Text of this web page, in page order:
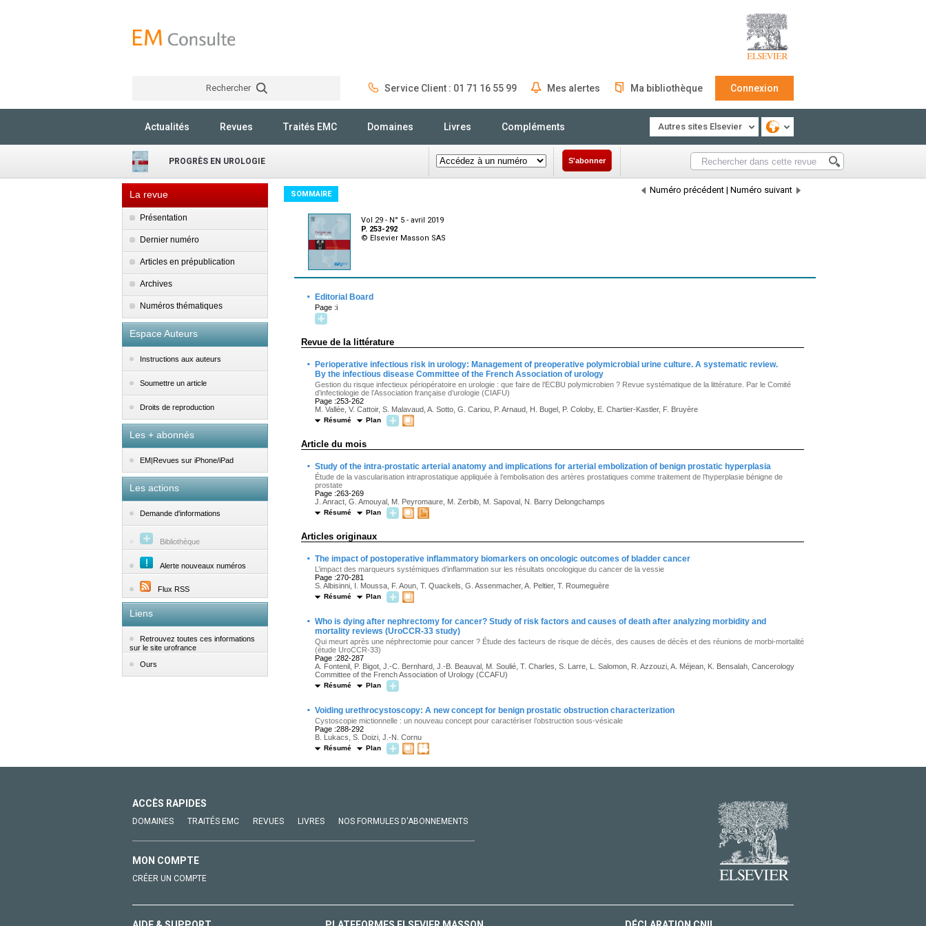
Rechercher Service Client : 01 71 16 55 99 Mes alertes Ma bibliothèque Connexion
Actualités Revues Traités EMC Domaines Livres Compléments Autres sites Elsevier
PROGRÈS EN UROLOGIE S'abonner
La revue
Présentation
Dernier numéro
Articles en prépublication
Archives
Numéros thématiques
Espace Auteurs
Instructions aux auteurs
Soumettre un article
Droits de reproduction
Les + abonnés
EM|Revues sur iPhone/iPad
Les actions
Demande d'informations
Bibliothèque
Alerte nouveaux numéros
Flux RSS
Liens
Retrouvez toutes ces informations
sur le site urofrance
Ours
SOMMAIRE Numéro précédent | Numéro suivant
Vol 29 - N° 5 - avril 2019
P. 253-292
© Elsevier Masson SAS
· Editorial Board
Page :i
Revue de la littérature
·
Perioperative infectious risk in urology: Management of preoperative polymicrobial urine culture. A systematic review.
By the infectious disease Committee of the French Association of urology
Gestion du risque infectieux périopératoire en urologie : que faire de l’ECBU polymicrobien ? Revue systématique de la littérature. Par le Comité
d’infectiologie de l’Association française d’urologie (CIAFU)
Page :253-262
M. Vallée, V. Cattoir, S. Malavaud, A. Sotto, G. Cariou, P. Arnaud, H. Bugel, P. Coloby, E. Chartier-Kastler, F. Bruyère
Résumé Plan
Article du mois
· Study of the intra-prostatic arterial anatomy and implications for arterial embolization of benign prostatic hyperplasia
Étude de la vascularisation intraprostatique appliquée à l’embolisation des artères prostatiques comme traitement de l’hyperplasie bénigne de
prostate
Page :263-269
J. Anract, G. Amouyal, M. Peyromaure, M. Zerbib, M. Sapoval, N. Barry Delongchamps
Résumé Plan
Articles originaux
· The impact of postoperative inflammatory biomarkers on oncologic outcomes of bladder cancer
L’impact des marqueurs systémiques d’inflammation sur les résultats oncologique du cancer de la vessie
Page :270-281
S. Albisinni, I. Moussa, F. Aoun, T. Quackels, G. Assenmacher, A. Peltier, T. Roumeguère
Résumé Plan
· Who is dying after nephrectomy for cancer? Study of risk factors and causes of death after analyzing morbidity and
mortality reviews (UroCCR-33 study)
Qui meurt après une néphrectomie pour cancer ? Étude des facteurs de risque de décès, des causes de décès et des réunions de morbi-mortalité
(étude UroCCR-33)
Page :282-287
A. Fontenil, P. Bigot, J.-C. Bernhard, J.-B. Beauval, M. Soulié, T. Charles, S. Larre, L. Salomon, R. Azzouzi, A. Méjean, K. Bensalah, Cancerology
Committee of the French Association of Urology (CCAFU)
Résumé Plan
· Voiding urethrocystoscopy: A new concept for benign prostatic obstruction characterization
Cystoscopie mictionnelle : un nouveau concept pour caractériser l’obstruction sous-vésicale
Page :288-292
B. Lukacs, S. Doizi, J.-N. Cornu
Résumé Plan
ACCÈS RAPIDES
DOMAINES TRAITÉS EMC REVUES LIVRES NOS FORMULES D'ABONNEMENTS
MON COMPTE
CRÉER UN COMPTE